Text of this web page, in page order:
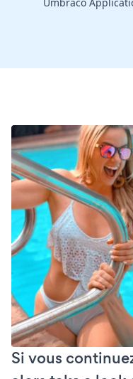
Umbraco
Si vous